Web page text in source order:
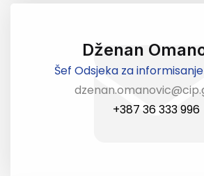
Dženan
Šef Odsjeka za
+387 36 333 996